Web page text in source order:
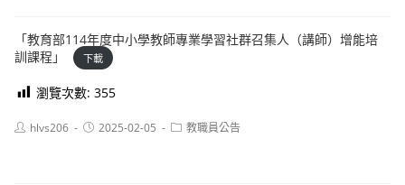
「教育部114年度中小學教師專業學習社群召集人（講師）增能培
訓課程」
下載
瀏覽次數: 355
Posthlvs206
Post2025-02-05
Post教職員公告